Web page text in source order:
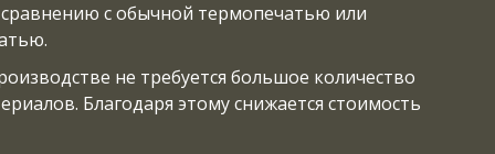
с обычной термопечатью или
не требуется большое количество
Благодаря этому снижается стоимость